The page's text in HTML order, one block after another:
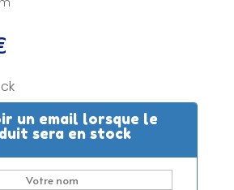
un email lorsque le
sera en stock